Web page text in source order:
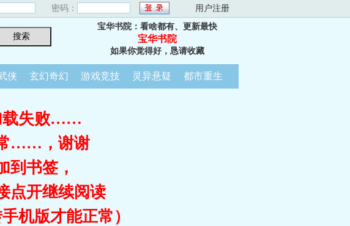
密码： 用户注册
宝华书院：看啥都有、更新最快
宝华书院
如果你觉得好，恳请收藏
侠 玄幻奇幻 游戏竞技 灵异悬疑 都市重生
载失败……
……，谢谢
到书签，
点开继续阅读
机版才能正常）